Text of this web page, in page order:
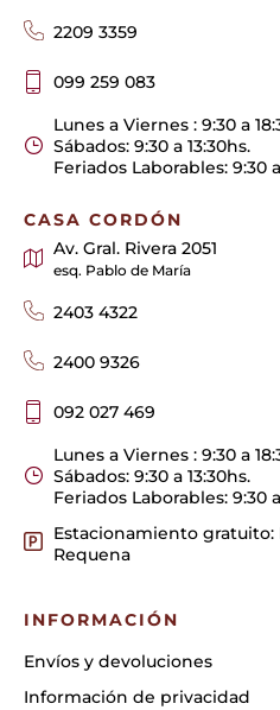
2209 3359
099 259 083
Lunes a Viernes : 9:30 a
Sábados: 9:30 a 13:30hs.
Feriados Laborables: 9:30
CASA CORDÓN
Av. Gral. Rivera 2051
esq. Pablo de María
2403 4322
2400 9326
092 027 469
Lunes a Viernes : 9:30 a
Sábados: 9:30 a 13:30hs.
Feriados Laborables: 9:30
Estacionamiento gratuito:
Requena
INFORMACIÓN
Envíos y devoluciones
Información de privacidad